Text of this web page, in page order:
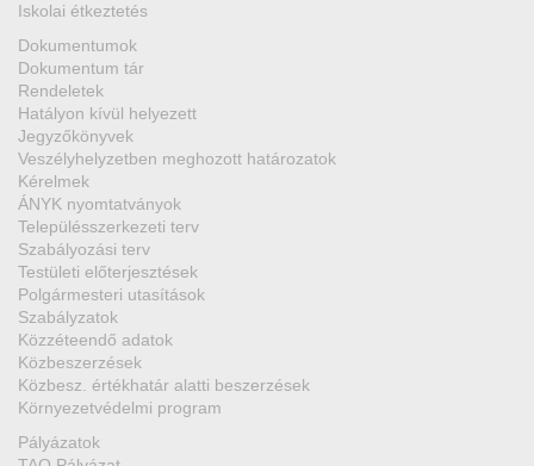
Iskolai étkeztetés
Dokumentumok
Dokumentum tár
Rendeletek
Hatályon kívül helyezett
Jegyzőkönyvek
Veszélyhelyzetben meghozott határozatok
Kérelmek
ÁNYK nyomtatványok
Településszerkezeti terv
Szabályozási terv
Testületi előterjesztések
Polgármesteri utasítások
Szabályzatok
Közzéteendő adatok
Közbeszerzések
Közbesz. értékhatár alatti beszerzések
Környezetvédelmi program
Pályázatok